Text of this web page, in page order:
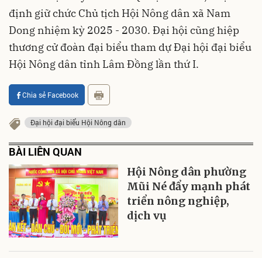
định giữ chức Chủ tịch Hội Nông dân xã Nam
Dong nhiệm kỳ 2025 - 2030. Đại hội cũng hiệp
thương cử đoàn đại biểu tham dự Đại hội đại biểu
Hội Nông dân tỉnh Lâm Đồng lần thứ I.
Chia sẻ Facebook
Đại hội đại biểu Hội Nông dân
BÀI LIÊN QUAN
Hội Nông dân phường
Mũi Né đẩy mạnh phát
triển nông nghiệp,
dịch vụ